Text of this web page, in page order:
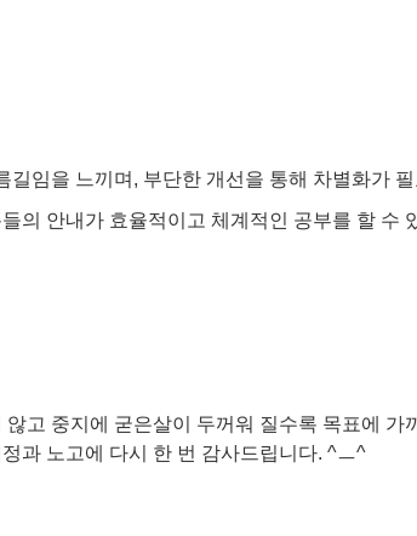
길임을 느끼며, 부단한 개선을 통해 차별화가
의 안내가 효율적이고 체계적인 공부를 할 수
고 중지에 굳은살이 두꺼워 질수록 목표에
과 노고에 다시 한 번 감사드립니다. ^ㅡ^